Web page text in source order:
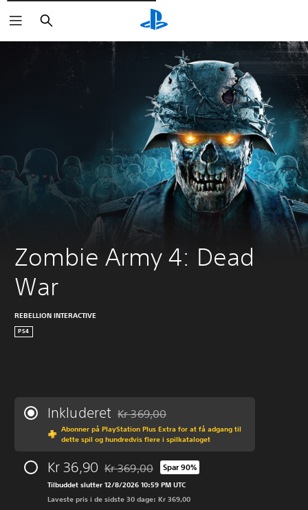
Søg
Zombie Army 4: Dead
War
REBELLION INTERACTIVE
PS4
Inkluderet Nedsat fra den normale pris på Kr 369,00
Kr 369,00
Abonner på PlayStation Plus Extra for at få adgang til
dette spil og hundredvis flere i spilkataloget
Kr 36,90 Nedsat fra den normale pris på Kr 369,00
Kr 369,00 Spar 90%
Tilbuddet slutter 12/8/2026 10:59 PM UTC
Laveste pris i de sidste 30 dage: Kr 369,00